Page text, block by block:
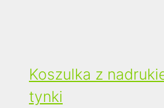
Koszulka z
tynki